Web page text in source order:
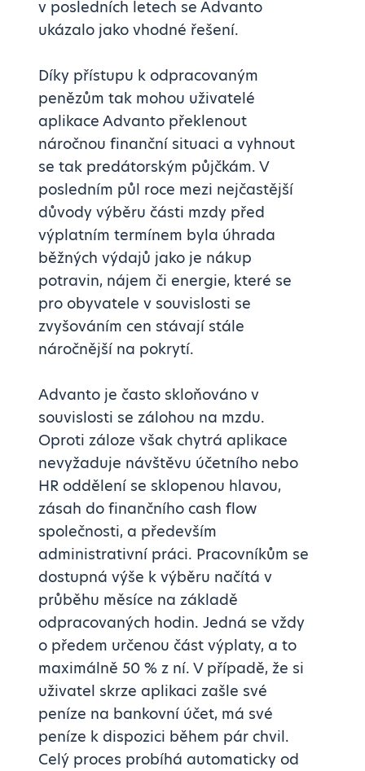
v posledních letech se Advanto
ukázalo jako vhodné řešení.
Díky přístupu k odpracovaným
penězům tak mohou uživatelé
aplikace Advanto překlenout
náročnou finanční situaci a vyhnout
se tak predátorským půjčkám. V
posledním půl roce mezi nejčastější
důvody výběru části mzdy před
výplatním termínem byla úhrada
běžných výdajů jako je nákup
potravin, nájem či energie, které se
pro obyvatele v souvislosti se
zvyšováním cen stávají stále
náročnější na pokrytí.
Advanto je často skloňováno v
souvislosti se zálohou na mzdu.
Oproti záloze však chytrá aplikace
nevyžaduje návštěvu účetního nebo
HR oddělení se sklopenou hlavou,
zásah do finančního cash flow
společnosti, a především
administrativní práci. Pracovníkům se
dostupná výše k výběru načítá v
průběhu měsíce na základě
odpracovaných hodin. Jedná se vždy
o předem určenou část výplaty, a to
maximálně 50 % z ní. V případě, že si
uživatel skrze aplikaci zašle své
peníze na bankovní účet, má své
peníze k dispozici během pár chvil.
Celý proces probíhá automaticky od